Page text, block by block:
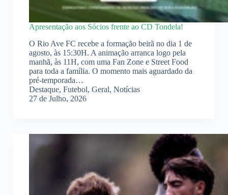
Apresentação aos Sócios frente ao CD Tondela!
O Rio Ave FC recebe a formação beirã no dia 1 de
agosto, às 15:30H. A animação arranca logo pela
manhã, às 11H, com uma Fan Zone e Street Food
para toda a família. O momento mais aguardado da
pré-temporada…
Destaque, Futebol, Geral, Notícias
27 de Julho, 2026